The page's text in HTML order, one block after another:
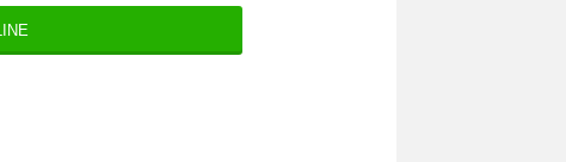
LINE